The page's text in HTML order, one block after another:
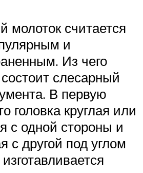
молоток считается
и
Из чего
состоит слесарный
В первую
головка круглая или
с одной стороны и
с другой под углом